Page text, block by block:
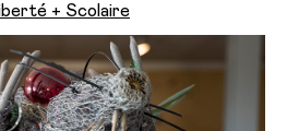
+ Scolaire